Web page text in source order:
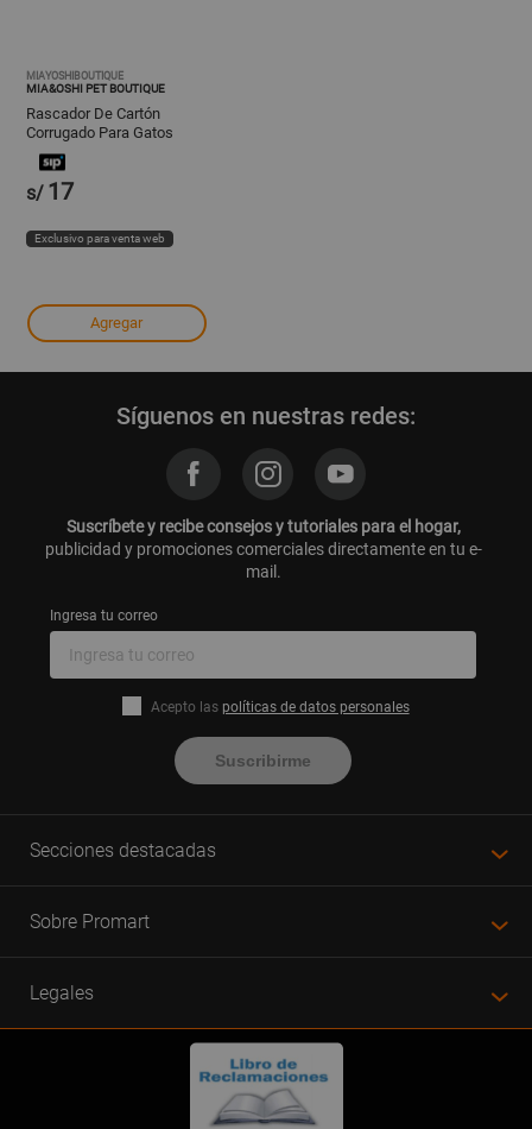
MIAYOSHIBOUTIQUE
MIA&OSHI PET BOUTIQUE
Rascador De Cartón
Corrugado Para Gatos
s/ 17
Exclusivo para venta web
Agregar
Síguenos en nuestras redes:
Suscríbete y recibe consejos y tutoriales para el hogar,
publicidad y promociones comerciales directamente en tu e-
mail.
Ingresa tu correo
Acepto las políticas de datos personales
Suscribirme
Secciones destacadas
Sobre Promart
Legales